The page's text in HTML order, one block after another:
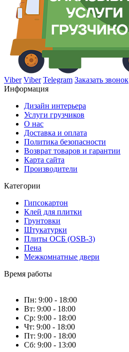
Viber Viber Telegram Заказать звонок
Информация
Дизайн интерьера
Услуги грузчиков
О нас
Доставка и оплата
Политика безопасности
Возврат товаров и гарантии
Карта сайта
Производители
Категории
Гипсокартон
Клей для плитки
Грунтовки
Штукатурки
Плиты ОСБ (OSB-3)
Пена
Межкомнатные двери
Время работы
Пн: 9:00 - 18:00
Вт: 9:00 - 18:00
Ср: 9:00 - 18:00
Чт: 9:00 - 18:00
Пт: 9:00 - 18:00
Сб: 9:00 - 13:00